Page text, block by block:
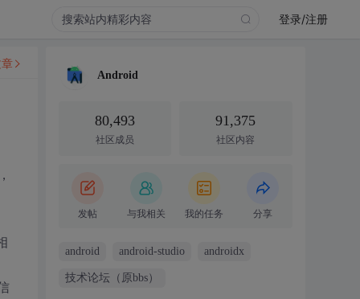
登录/注册
Android
80,493
社区成员
91,375
社区内容
发帖 与我相关 我的任务 分享
android android-studio androidx
技术论坛（原bbs）